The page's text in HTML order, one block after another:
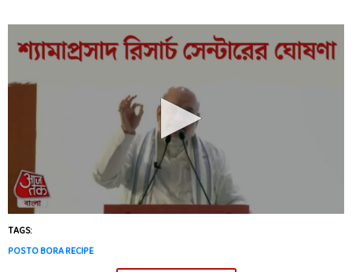
TAGS:
POSTO BORA RECIPE